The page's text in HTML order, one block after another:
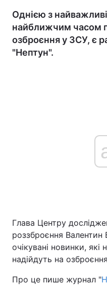
Однією з
найближчим часом
озброєння у ЗСУ, є
"Нептун".
Глава Центру
роззброєння Валентин
очікувані новинки,
надійдуть на
Про це пише журнал "